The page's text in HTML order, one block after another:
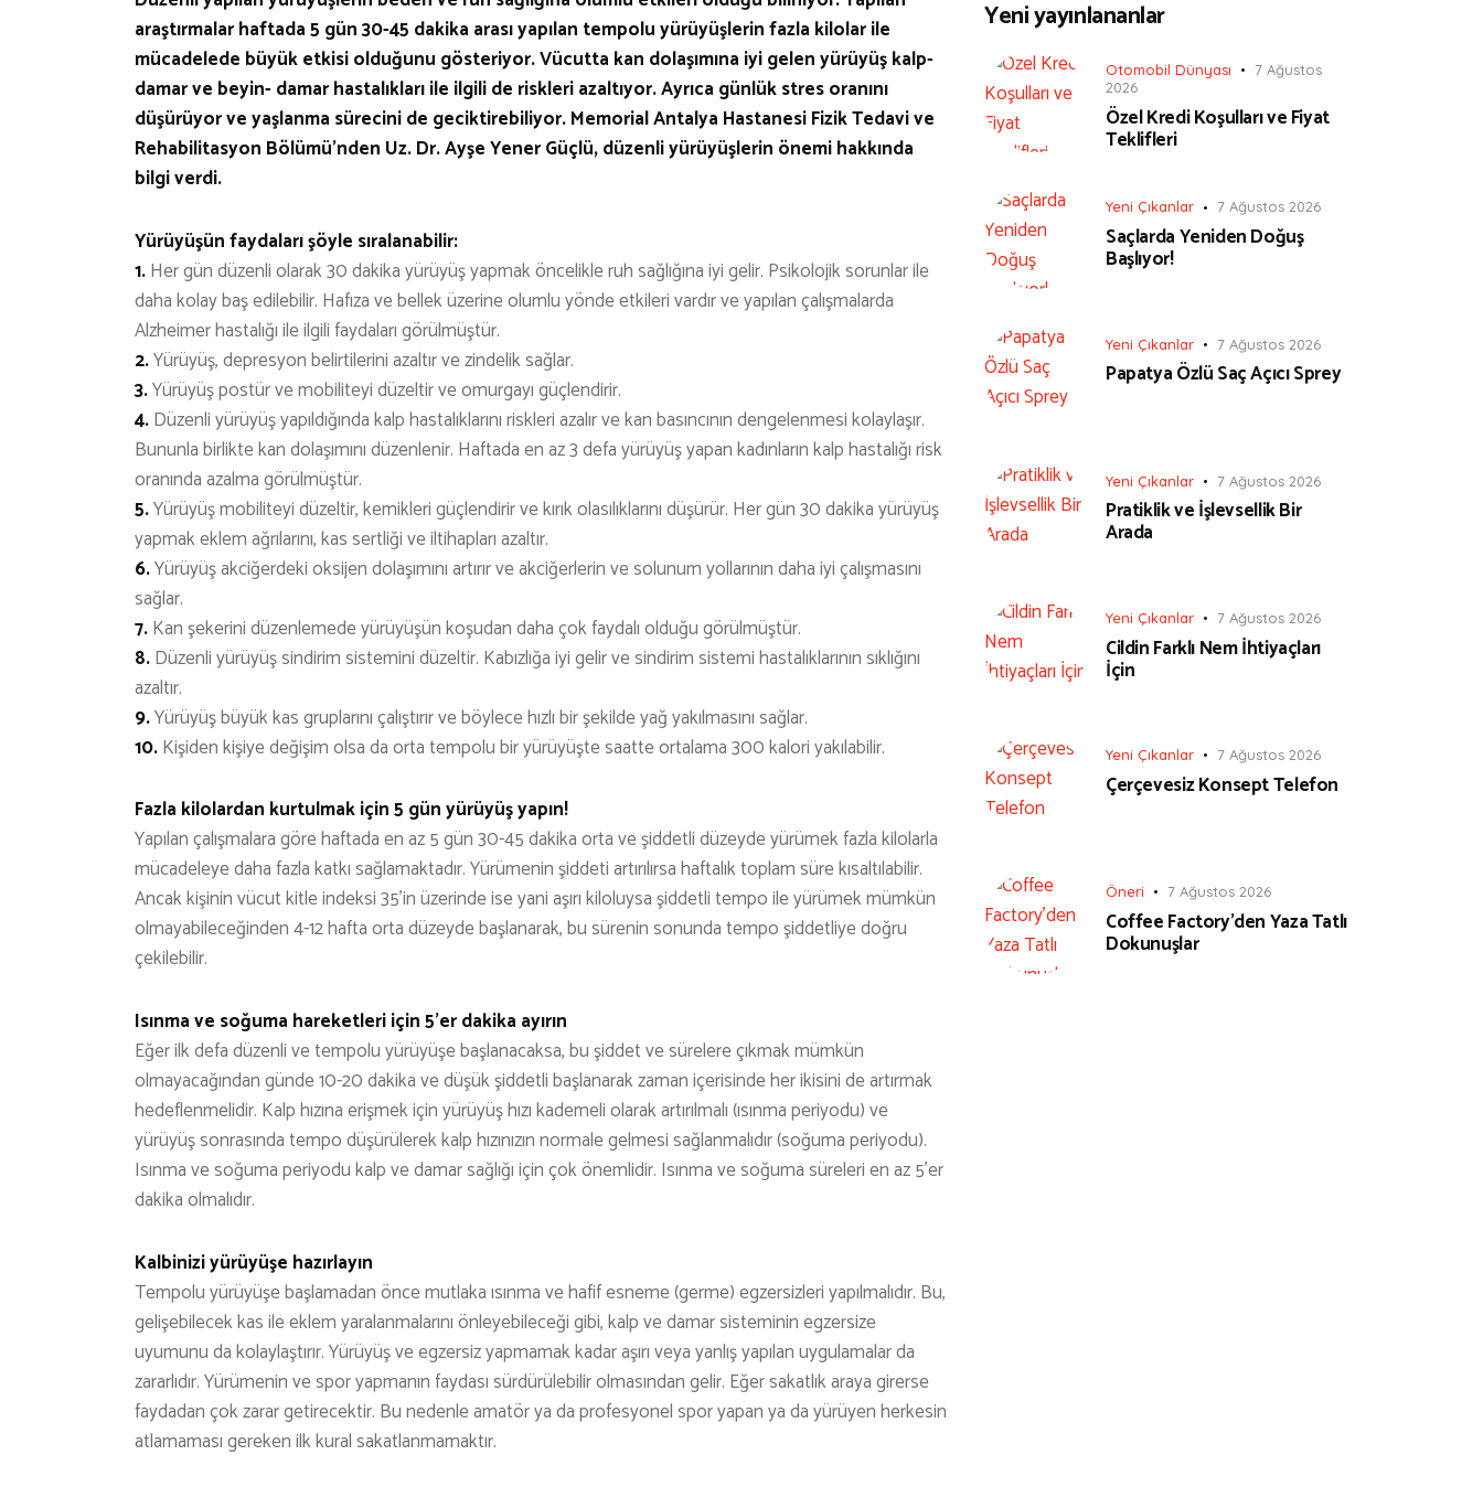
araştırmalar haftada 5 gün 30-45 dakika arası yapılan tempolu yürüyüşlerin fazla kilolar ile
mücadelede büyük etkisi olduğunu gösteriyor. Vücutta kan dolaşımına iyi gelen yürüyüş kalp-
damar ve beyin- damar hastalıkları ile ilgili de riskleri azaltıyor. Ayrıca günlük stres oranını
düşürüyor ve yaşlanma sürecini de geciktirebiliyor. Memorial Antalya Hastanesi Fizik Tedavi ve
Rehabilitasyon Bölümü’nden Uz. Dr. Ayşe Yener Güçlü, düzenli yürüyüşlerin önemi hakkında
bilgi verdi.
Yürüyüşün faydaları şöyle sıralanabilir:
1.Her gün düzenli olarak 30 dakika yürüyüş yapmak öncelikle ruh sağlığına iyi gelir. Psikolojik sorunlar ile
daha kolay baş edilebilir. Hafıza ve bellek üzerine olumlu yönde etkileri vardır ve yapılan çalışmalarda
Alzheimer hastalığı ile ilgili faydaları görülmüştür.
2.Yürüyüş, depresyon belirtilerini azaltır ve zindelik sağlar.
3.Yürüyüş postür ve mobiliteyi düzeltir ve omurgayı güçlendirir.
4.Düzenli yürüyüş yapıldığında kalp hastalıklarını riskleri azalır ve kan basıncının dengelenmesi kolaylaşır.
Bununla birlikte kan dolaşımını düzenlenir. Haftada en az 3 defa yürüyüş yapan kadınların kalp hastalığı risk
oranında azalma görülmüştür.
5.Yürüyüş mobiliteyi düzeltir, kemikleri güçlendirir ve kırık olasılıklarını düşürür. Her gün 30 dakika yürüyüş
yapmak eklem ağrılarını, kas sertliği ve iltihapları azaltır.
6.Yürüyüş akciğerdeki oksijen dolaşımını artırır ve akciğerlerin ve solunum yollarının daha iyi çalışmasını
sağlar.
7.Kan şekerini düzenlemede yürüyüşün koşudan daha çok faydalı olduğu görülmüştür.
8.Düzenli yürüyüş sindirim sistemini düzeltir. Kabızlığa iyi gelir ve sindirim sistemi hastalıklarının sıklığını
azaltır.
9.Yürüyüş büyük kas gruplarını çalıştırır ve böylece hızlı bir şekilde yağ yakılmasını sağlar.
10.Kişiden kişiye değişim olsa da orta tempolu bir yürüyüşte saatte ortalama 300 kalori yakılabilir.
Fazla kilolardan kurtulmak için 5 gün yürüyüş yapın!
Yapılan çalışmalara göre haftada en az 5 gün 30-45 dakika orta ve şiddetli düzeyde yürümek fazla kilolarla
mücadeleye daha fazla katkı sağlamaktadır. Yürümenin şiddeti artırılırsa haftalık toplam süre kısaltılabilir.
Ancak kişinin vücut kitle indeksi 35’in üzerinde ise yani aşırı kiloluysa şiddetli tempo ile yürümek mümkün
olmayabileceğinden 4-12 hafta orta düzeyde başlanarak, bu sürenin sonunda tempo şiddetliye doğru
çekilebilir.
Isınma ve soğuma hareketleri için 5’er dakika ayırın
Eğer ilk defa düzenli ve tempolu yürüyüşe başlanacaksa, bu şiddet ve sürelere çıkmak mümkün
olmayacağından günde 10-20 dakika ve düşük şiddetli başlanarak zaman içerisinde her ikisini de artırmak
hedeflenmelidir. Kalp hızına erişmek için yürüyüş hızı kademeli olarak artırılmalı (ısınma periyodu) ve
yürüyüş sonrasında tempo düşürülerek kalp hızınızın normale gelmesi sağlanmalıdır (soğuma periyodu).
Isınma ve soğuma periyodu kalp ve damar sağlığı için çok önemlidir. Isınma ve soğuma süreleri en az 5’er
dakika olmalıdır.
Kalbinizi yürüyüşe hazırlayın
Tempolu yürüyüşe başlamadan önce mutlaka ısınma ve hafif esneme (germe) egzersizleri yapılmalıdır. Bu,
gelişebilecek kas ile eklem yaralanmalarını önleyebileceği gibi, kalp ve damar sisteminin egzersize
uyumunu da kolaylaştırır. Yürüyüş ve egzersiz yapmamak kadar aşırı veya yanlış yapılan uygulamalar da
zararlıdır. Yürümenin ve spor yapmanın faydası sürdürülebilir olmasından gelir. Eğer sakatlık araya girerse
faydadan çok zarar getirecektir. Bu nedenle amatör ya da profesyonel spor yapan ya da yürüyen herkesin
atlamaması gereken ilk kural sakatlanmamaktır.
Yeni yayınlananlar
Otomobil Dünyası
7 Ağustos
2026
Özel Kredi Koşulları ve Fiyat
Teklifleri
Yeni Çıkanlar 7 Ağustos 2026
Saçlarda Yeniden Doğuş
Başlıyor!
Yeni Çıkanlar 7 Ağustos 2026
Papatya Özlü Saç Açıcı Sprey
Yeni Çıkanlar 7 Ağustos 2026
Pratiklik ve İşlevsellik Bir
Arada
Yeni Çıkanlar 7 Ağustos 2026
Cildin Farklı Nem İhtiyaçları
İçin
Yeni Çıkanlar 7 Ağustos 2026
Çerçevesiz Konsept Telefon
Öneri 7 Ağustos 2026
Coffee Factory’den Yaza Tatlı
Dokunuşlar